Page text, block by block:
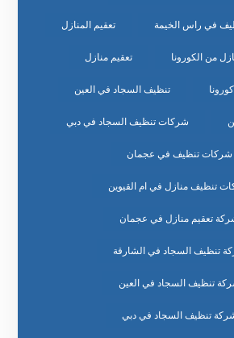
في راس الخيمة تعقيم المنازل
من الكورونا تعقيم منازل
تنظيف السجاد في العين
شركات تنظيف السجاد في دبي
شركات تنظيف في عجمان
تنظيف منازل في ام القيوين
تعقيم منازل في عجمان
تنظيف السجاد في الشارقة
تنظيف السجاد في العين
تنظيف السجاد في دبي